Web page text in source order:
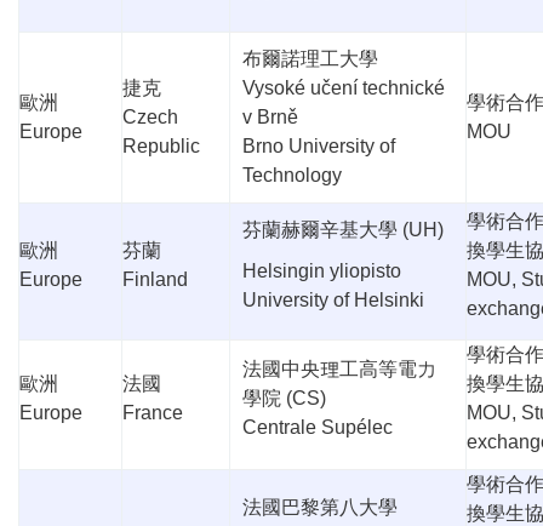
歐洲
Europe
捷克
Czech
Republic
布爾諾理工大學
Vysoké učení technické
v Brně
Brno University of
Technology
學術合
MOU
歐洲
Europe
芬蘭
Finland
芬蘭赫爾辛基大學 (UH)
Helsingin yliopisto
University of Helsinki
學術合
換學生
MOU,
歐洲
Europe
法國
France
法國中央理工高等電力
學院 (CS)
Centrale Supélec
學術合
換學生
MOU,
法國巴黎第八大學
學術合
換學生